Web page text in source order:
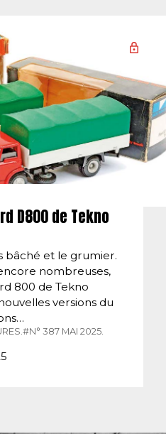
D800 de Tekno
bâché et le grumier.
nombreuses,
800 de Tekno
versions du
#N° 387 MAI 2025.